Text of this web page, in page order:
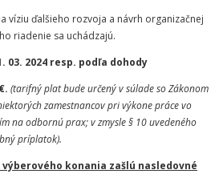
víziu ďalšieho rozvoja a návrh organizačnej
riadenie sa uchádzajú.
03. 2024 resp. podľa dohody
€. (tarifný plat bude určený v súlade so Zákonom
zamestnancov pri výkone práce vo
na odbornú prax; v zmysle § 10 uvedeného
príplatok).
konania zašlú nasledovné